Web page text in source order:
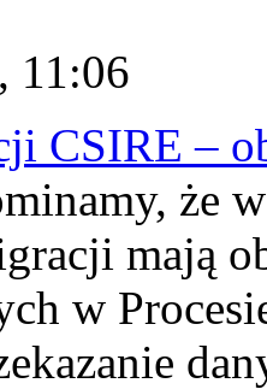
11:06
CSIRE –
że
mają
w